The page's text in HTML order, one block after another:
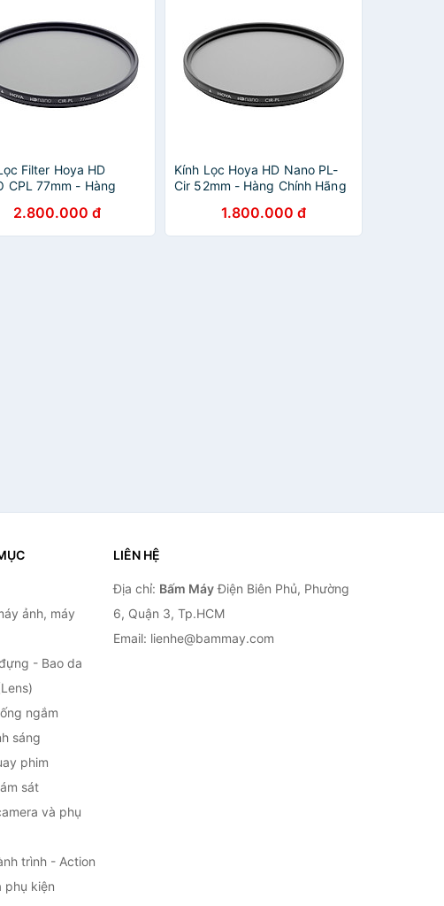
Filter Hoya HD
CPL 77mm - Hàng
2.800.000 đ
Kính Lọc Hoya HD Nano PL-
Cir 52mm - Hàng Chính Hãng
1.800.000 đ
ảnh, máy
- Bao da
ngắm
sáng
phim
sát
và phụ
trình - Action
phụ kiện
LIÊN HỆ
Địa chỉ: Bấm MáyĐiện Biên Phủ, Phường
6, Quận 3, Tp.HCM
Email: lienhe@bammay.com